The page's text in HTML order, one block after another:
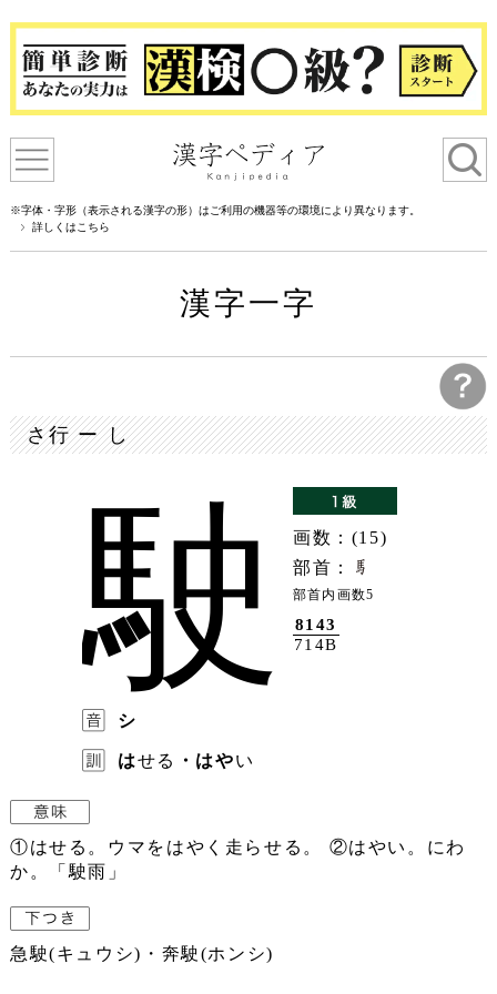
※字体・字形（表示される漢字の形）はご利用の機器等の環境により異なります。
詳しくはこちら
漢字一字
さ行 ー し
駛
画数：(15)
部首：
部首内画数5
8143
714B
シ
はせる ・はやい
①はせる。ウマをはやく走らせる。 ②はやい。にわ
か。「駛雨」
急駛(キュウシ)・奔駛(ホンシ)